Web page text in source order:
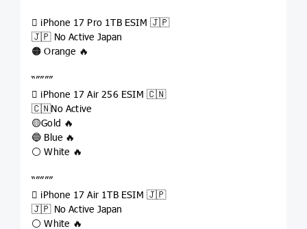
 iPhone 17 Pro 1TB ESIM 🇯🇵
🇯🇵 No Active Japan
🟠 Orange 🔥
“””””
 iPhone 17 Air 256 ESIM 🇨🇳
🇨🇳No Active
🟡Gold 🔥
🔵 Blue 🔥
⚪️ White 🔥
“””””
 iPhone 17 Air 1TB ESIM 🇯🇵
🇯🇵 No Active Japan
⚪️ White 🔥